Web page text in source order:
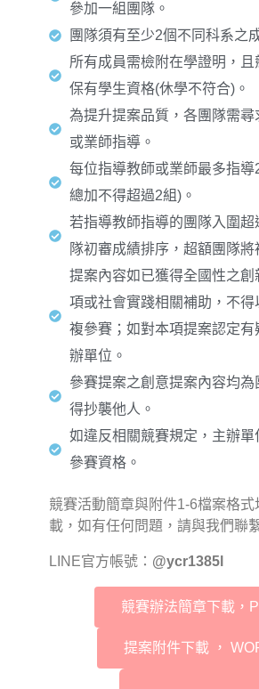
參加一組團隊。
團隊須有至少2個不同科系之
所有成員需檢附在學證明，且
保有學生資格(休學不符合)。
為提升提案品質，各團隊需尋
或業師指導。
每位指導教師或業師最多指導
總加不得超過2組)。
若指導教師指導的團隊入圍超
隊初審成績排序，超額團隊將
提案內容如已獲得全國性之創
項或社會實踐相關補助，不得
複參賽；如對本項提案認定有
辦單位。
參賽提案之創意提案內容均為
得抄襲他人。
如違反相關競賽規定，主辦單
參賽資格。
競賽活動簡章與附件1-6檔案格式
載，如有任何問題，請與我們聯
LINE官方帳號： @ycr1385l
競賽辦法簡章下載，
提案附件下載 ，